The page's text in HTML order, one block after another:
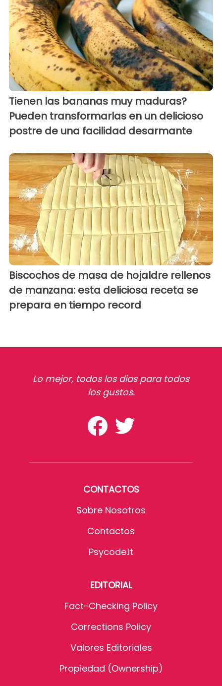
Tienen las bananas muy maduras?
Pueden transformarlas en un delicioso
postre de una facilidad desarmante
Biscochos de masa de hojaldre rellenos
de manzana: esta deliciosa receta se
prepara en tiempo record
Lo mejor, todos los dias para todos
los gustos.
CONTACTOS
Sobre Nosotros
Contactos
Psycode.it
EDITORIAL
Fact-Checking Policy
Corrections Policy
Valores Editoriales
Propiedad (Ownership)